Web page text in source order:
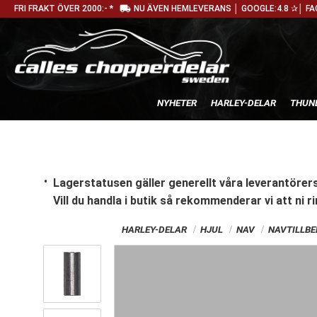
FRI FRAKT ÖVER 2000:- * local_shipping NU ÄVEN HEMLEVERANS │ GOOGLE:4.8 ✰│
NYHETER HARLEY-DELAR
Lagerstatusen gäller generellt våra
Vill du handla i butik så rekommenderar vi att ni
HARLEY-DELAR HJUL NAV